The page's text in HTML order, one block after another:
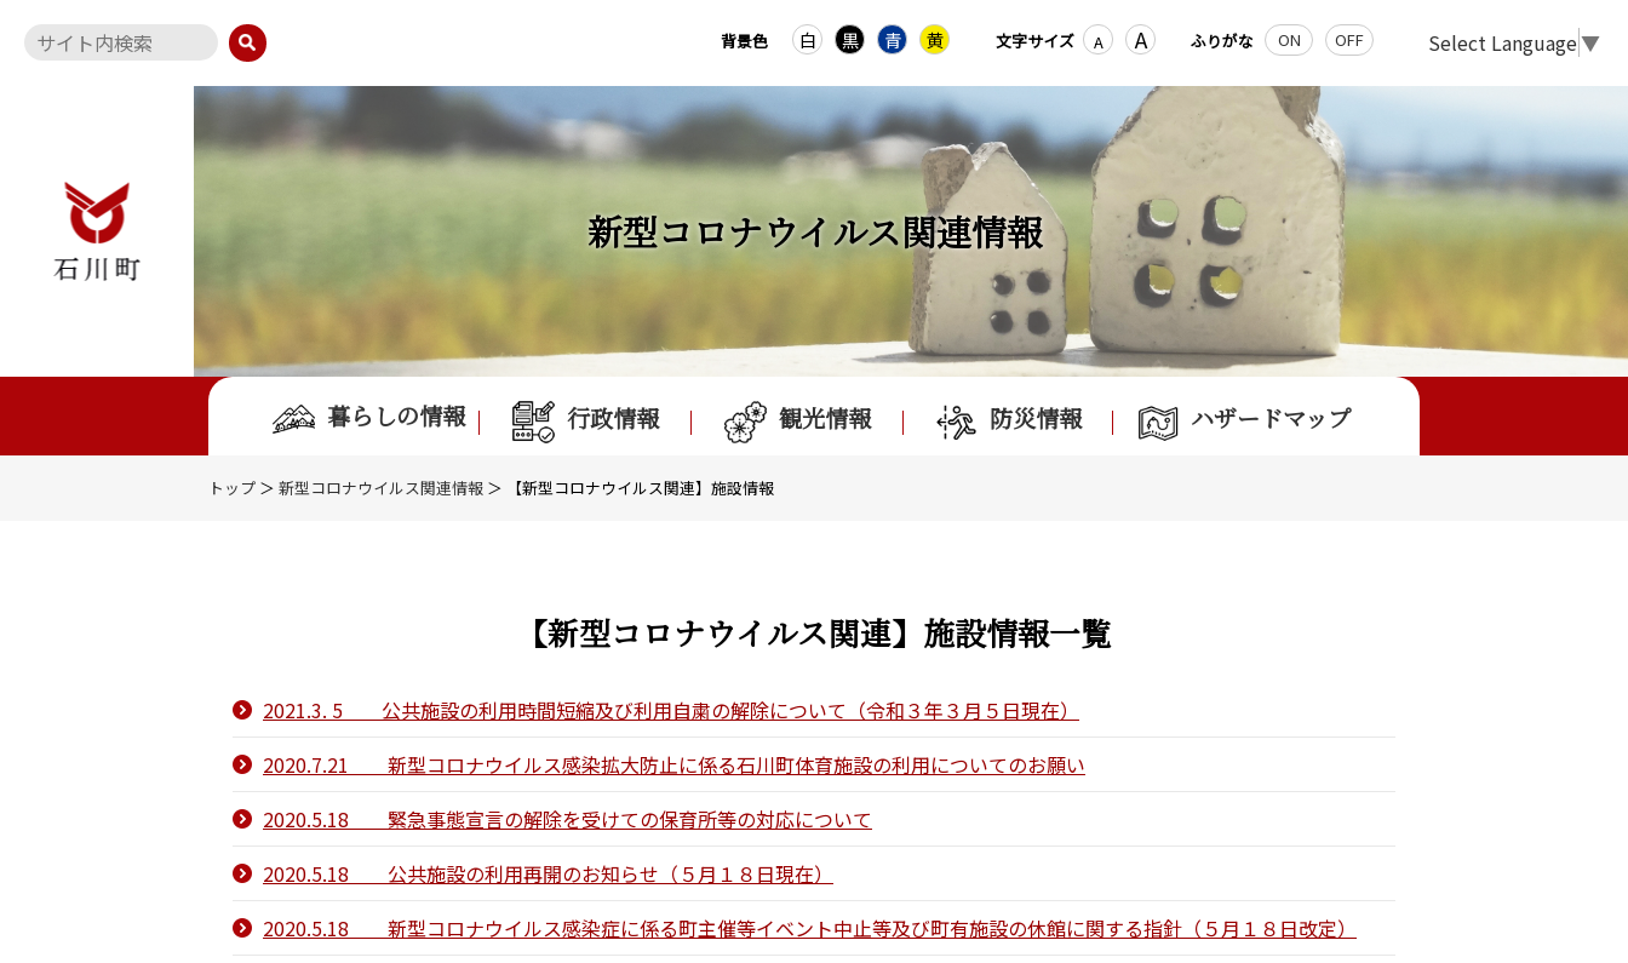
Select Language▼
ふりがな ON OFF
文字サイズ A A
背景色 白 黒 青 黄
新型コロナウイルス関連情報
暮らしの情報 行政情報 観光情報 防災情報 ハザードマップ
トップ ＞ 新型コロナウイルス関連情報 ＞ 【新型コロナウイルス関連】施設情報
【新型コロナウイルス関連】施設情報一覧
2021.3. 5 公共施設の利用時間短縮及び利用自粛の解除について（令和３年３月５日現在）
2020.7.21 新型コロナウイルス感染拡大防止に係る石川町体育施設の利用についてのお願い
2020.5.18 緊急事態宣言の解除を受けての保育所等の対応について
2020.5.18 公共施設の利用再開のお知らせ（５月１８日現在）
2020.5.18 新型コロナウイルス感染症に係る町主催等イベント中止等及び町有施設の休館に関する指針（５月１８日改定）